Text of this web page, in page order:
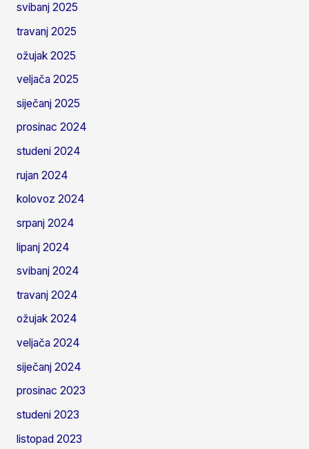
svibanj 2025
travanj 2025
ožujak 2025
veljača 2025
siječanj 2025
prosinac 2024
studeni 2024
rujan 2024
kolovoz 2024
srpanj 2024
lipanj 2024
svibanj 2024
travanj 2024
ožujak 2024
veljača 2024
siječanj 2024
prosinac 2023
studeni 2023
listopad 2023